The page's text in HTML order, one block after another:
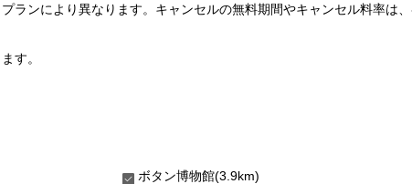
ランにより異なります。キャンセルの無料期間やキャンセル料率は
す。
ボタン博物館(3.9km)